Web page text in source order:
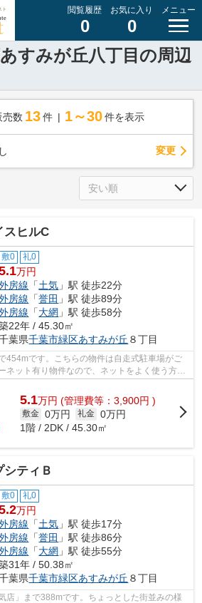
閲覧履歴
0
お気に入り
0
メニュー
すみが丘八丁目の周辺
売数 13 件 1～30 件を表示
変更
スヒルC
敷0 礼0
万円
房線 「土気 」駅 徒歩22分
房線 「誉田 」駅 徒歩89分
房線 「大網 」駅 徒歩58分
22年 / 45.30㎡
葉県千葉市緑区あすみが丘 ８丁目
454mです。こちらの物件は自走式駐車場がご
ネット有り物件なので、ネットをよく使う方に
リアの賃貸...
5.1万円 (管理費等：3,900円 )
敷金 0万円 礼金 0万円
1階 / 2DK / 45.30㎡
シティＢ
敷0 礼0
万円
房線 「土気 」駅 徒歩17分
房線 「誉田 」駅 徒歩86分
房線 「大網 」駅 徒歩55分
31年 / 50.38㎡
葉県千葉市緑区あすみが丘 ８丁目
店」まで388mです。ちょっとした街並みの様